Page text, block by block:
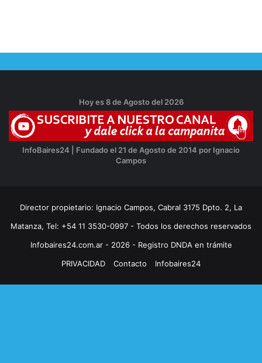
Hoy es 8 de Agosto del 2026
InfoBaires24 | Fundado el 21 de Agosto de 2014 por Ignacio
Campos
Director propietario: Ignacio Campos, Cabral 3175 Dpto. 2, La
Matanza, Tel: +54 11 3530-0997 - Todos los derechos reservados
Infobaires24.com.ar - 2026 - Registro DNDA en trámite
PRIVACIDAD
Contacto Infobaires24